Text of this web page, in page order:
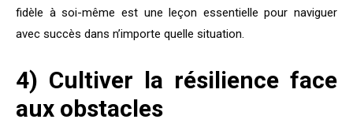
fidèle à soi-même est une leçon essentielle pour naviguer
avec succès dans n’importe quelle situation.
4) Cultiver la résilience face
aux obstacles